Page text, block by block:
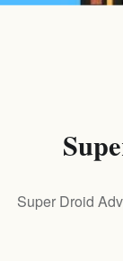
Super Droid